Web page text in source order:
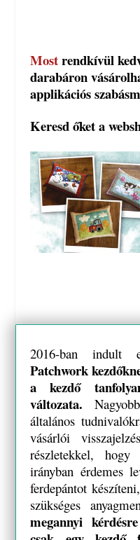
Mostrendkívül
darabáron
applikációs
Keresd őket a
2016-ban
Patchwork
a kezdő
változata.
általános
vásárlói
részletekkel, hogy
irányban érdemes
ferdepántot
szükséges
megannyi